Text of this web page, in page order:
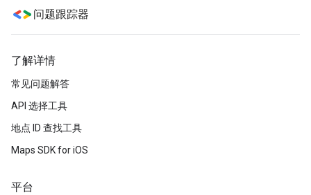
问题跟踪器
了解详情
常见问题解答
API 选择工具
地点 ID 查找工具
Maps SDK for iOS
平台